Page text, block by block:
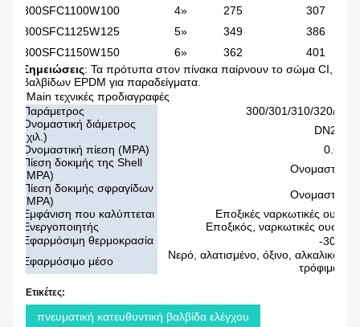
300SFC1100W100 4» 275 307
300SFC1125W125 5» 349 386
300SFC1150W150 6» 362 401
Σημειώσεις: Τα πρότυπα στον πίνακα παίρνουν το σώμα CI,
βαλβίδων EPDM για παραδείγματα.
*Main τεχνικές προδιαγραφές
Παράμετρος
300/301/310/320/
Ονομαστική διάμετρος
(χιλ.)
DN25-
Ονομαστική πίεση (MPA)
0.6/
Πίεση δοκιμής της Shell
(MPA)
Ονομαστική
Πίεση δοκιμής σφραγίδων
(MPA)
Ονομαστική
Εμφάνιση που καλύπτεται
Εποξικές ναρκωτικές
Ενεργοποιητής
Εποξικός, ναρκωτικές
Εφαρμόσιμη θερμοκρασία
-
Εφαρμόσιμο μέσο
Νερό, αλατισμένο, όξινο, αλκαλικό,
τρόφιμα,
Ετικέτες:
πνευματική κατευθυντική βαλβίδα ελέγχου